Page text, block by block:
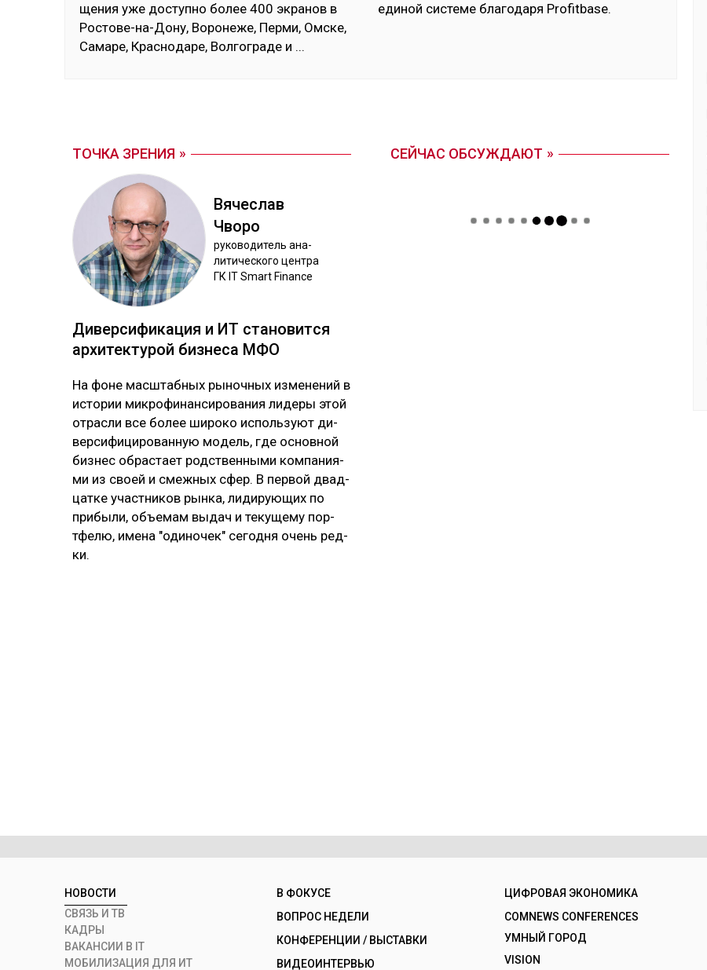
щения уже дос­туп­но бо­лее 400 эк­ра­нов в
Рос­то­ве-на-До­ну, Во­роне­же, Пер­ми, Ом­ске,
Са­маре, Крас­но­даре, Вол­гог­ра­де и ...
еди­ной сис­те­ме бла­года­ря Profitbase.
ТОЧКА ЗРЕНИЯ
Вя­чес­лав
Чво­ро
ру­ково­дитель ана­
лити­чес­ко­го цен­тра
ГК IT Smart Finance
Ди­вер­си­фика­ция и ИТ ста­новит­ся
ар­хи­тек­ту­рой биз­не­са МФО
На фо­не мас­штаб­ных ры­ноч­ных из­ме­не­ний в
ис­то­рии мик­ро­фи­нан­си­ро­ва­ния ли­де­ры этой
от­рас­ли все бо­лее ши­ро­ко ис­поль­зуют ди­
вер­си­фи­ци­ро­ван­ную мо­дель, где ос­нов­ной
биз­нес об­рас­тает родс­твен­ны­ми ком­па­ния­
ми из своей и смеж­ных сфер. В пер­вой двад­
цат­ке учас­тни­ков рын­ка, ли­ди­рую­щих по
при­бы­ли, объ­емам вы­дач и те­ку­ще­му пор­
тфе­лю, име­на "оди­но­чек" се­год­ня очень ред­
ки.
СЕЙЧАС ОБСУЖДАЮТ
НОВОСТИ
СВЯЗЬ И ТВ
КАДРЫ
ВАКАНСИИ В IT
МОБИЛИЗАЦИЯ ДЛЯ ИТ
В ФОКУСЕ
ВОПРОС НЕДЕЛИ
КОНФЕРЕНЦИИ / ВЫСТАВКИ
ВИДЕОИНТЕРВЬЮ
ЦИФРОВАЯ ЭКОНОМИКА
COMNEWS CONFERENCES
УМНЫЙ ГОРОД
VISION